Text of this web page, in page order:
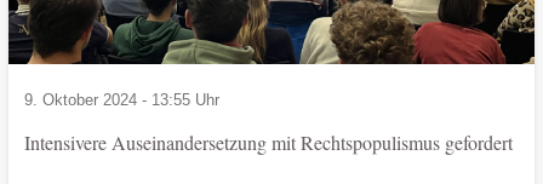
9. Oktober 2024 - 13:55 Uhr
Intensivere Auseinandersetzung mit Rechtspopulismus gefordert